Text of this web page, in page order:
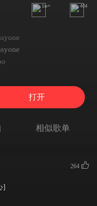
1w+ 404
样子
实
执
被现实击倒”
坠落 ”
打开
相似歌单
264
]